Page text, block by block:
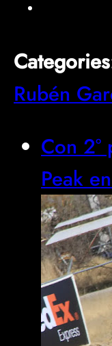
Categories
Rubén
Con 2°
Peak